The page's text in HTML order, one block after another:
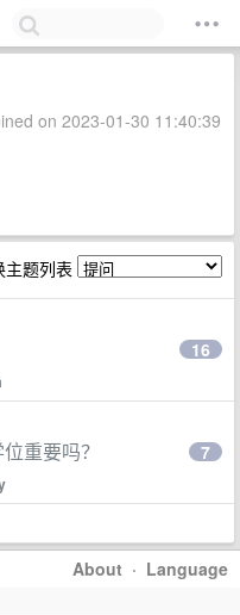
on 2023-01-30 11:40:39
主题列表
16
重要吗？ 7
About · Language